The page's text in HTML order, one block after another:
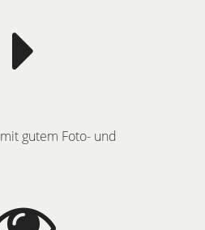
mit gutem Foto- und